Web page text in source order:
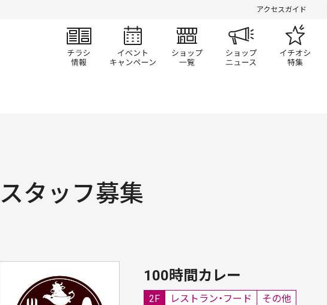
アクセスガイド
チラシ情報 イベント/キャンペーン
ショップ一覧 ショップニ
スタッフ募集
100時間カレー
2F レストラン・フード その他